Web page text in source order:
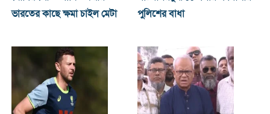
ভারতের কাছে ক্ষমা চাইল মেটা
পুলিশের বাধা